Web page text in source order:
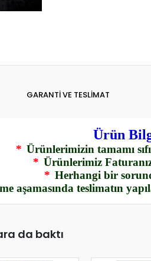
GARANTİ VE TESLİMAT
Ürün
* Ürünlerimizin tamamı
* Ürünlerimiz
* Herhangi bir
aşamasında teslimatın
da baktı